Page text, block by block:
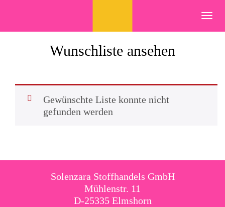
Wunschliste ansehen
Gewünschte Liste konnte nicht
gefunden werden
Solenzara Stoffhandels GmbH
Mühlenstr. 11
D-25335 Elmshorn